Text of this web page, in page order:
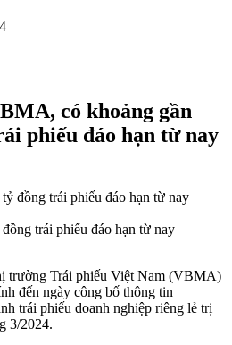
có khoảng gần
phiếu đáo hạn từ nay
trái phiếu đáo hạn từ nay
trường Trái phiếu Việt Nam (VBMA)
đến ngày công bố thông tin
trái phiếu doanh nghiệp riêng lẻ trị
3/2024.